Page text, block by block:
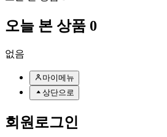
오늘 본 상품 0
없음
마이메뉴
상단으로
회원 로그인